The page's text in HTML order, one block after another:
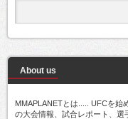
About us
MMAPLANETとは..... UFCを始
の大会情報、試合レポート、選